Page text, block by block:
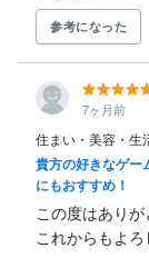
参考になった
7ヶ月前
住まい・美容・生
貴方の好きなゲー
にもおすすめ！
この度はありが